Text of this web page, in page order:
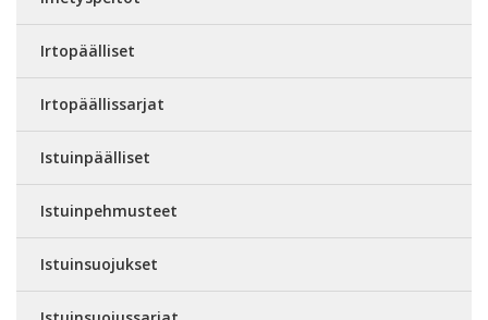
Irtopäälliset
Irtopäällissarjat
Istuinpäälliset
Istuinpehmusteet
Istuinsuojukset